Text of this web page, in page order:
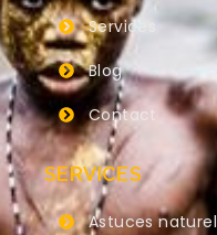
Services
Blog
Contact
SERVICES
Astuces